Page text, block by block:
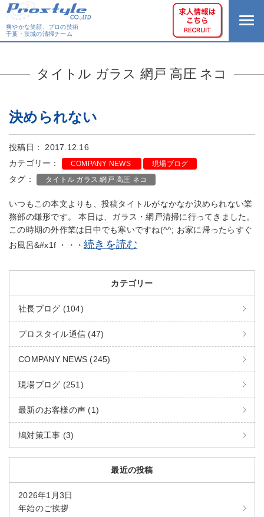
爽やかな笑顔、プロの技術
千葉・茨城の清掃チーム
タイトル ガラス 網戸 高圧 ネコ
決められない
投稿日： 2017.12.16
カテゴリー：
COMPANY NEWS 現場ブログ
タグ： タイトル ガラス 網戸 高圧 ネコ
いつもこの本文よりも、投稿タイトルがなかなか決められない業
務部の鎌形です。 本日は、ガラス・網戸清掃に行ってきました。
この時期の外作業は日中でも寒いですね(^^; お家に帰ったらすぐ
お風呂&#x1f ・・・ 続きを読む
カテゴリー
社長ブログ (104)
プロスタイル通信 (47)
COMPANY NEWS (245)
現場ブログ (251)
最新のお客様の声 (1)
鳩対策工事 (3)
最近の投稿
2026年1月3日
年始のご挨拶